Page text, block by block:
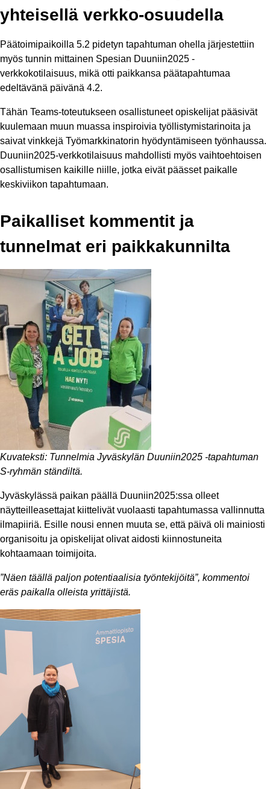
yhteisellä verkko-osuudella
Päätoimipaikoilla 5.2 pidetyn tapahtuman ohella järjestettiin
myös tunnin mittainen Spesian Duuniin2025 -
verkkokotilaisuus, mikä otti paikkansa päätapahtumaa
edeltävänä päivänä 4.2.
Tähän Teams-toteutukseen osallistuneet opiskelijat pääsivät
kuulemaan muun muassa inspiroivia työllistymistarinoita ja
saivat vinkkejä Työmarkkinatorin hyödyntämiseen työnhaussa.
Duuniin2025-verkkotilaisuus mahdollisti myös vaihtoehtoisen
osallistumisen kaikille niille, jotka eivät päässet paikalle
keskiviikon tapahtumaan.
Paikalliset kommentit ja
tunnelmat eri paikkakunnilta
Kuvateksti: Tunnelmia Jyväskylän Duuniin2025 -tapahtuman
S-ryhmän ständiltä.
Jyväskylässä paikan päällä Duuniin2025:ssa olleet
näytteilleasettajat kiittelivät vuolaasti tapahtumassa vallinnutta
ilmapiiriä. Esille nousi ennen muuta se, että päivä oli mainiosti
organisoitu ja opiskelijat olivat aidosti kiinnostuneita
kohtaamaan toimijoita.
”Näen täällä paljon potentiaalisia työntekijöitä”, kommentoi
eräs paikalla olleista yrittäjistä.